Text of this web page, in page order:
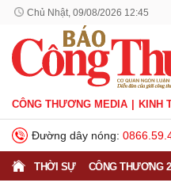
Chủ Nhật, 09/08/2026 12:45
CÔNG THƯƠNG MEDIA KINH
Đường dây nóng:
THỜI SỰ CÔNG THƯƠNG